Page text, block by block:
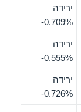
ירידה
‎-0.709%
ירידה
‎-0.555%
ירידה
‎-0.726%